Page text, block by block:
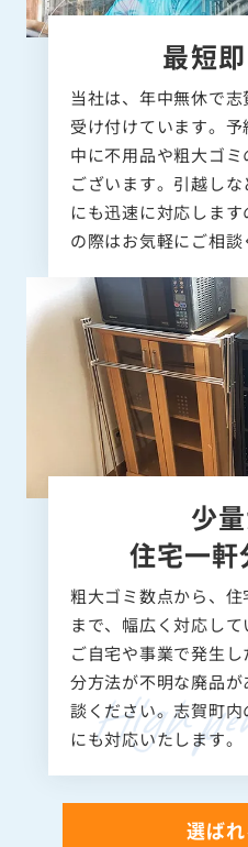
最短
当社は、年中無休で
受け付けています。
中に不用品や粗大ゴ
ございます。引越し
にも迅速に対応しま
の際はお気軽にご相
少
住宅一
粗大ゴミ数点から、
まで、幅広く対応して
ご自宅や事業で発生
分方法が不明な廃品
談ください。志賀町
にも対応いたします。
選ば